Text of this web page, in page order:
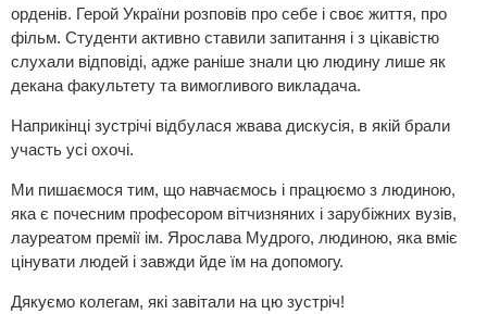
орденів. Герой України розповів про себе і своє життя, про
фільм. Студенти активно ставили запитання і з цікавістю
слухали відповіді, адже раніше знали цю людину лише як
декана факультету та вимогливого викладача.
Наприкінці зустрічі відбулася жвава дискусія, в якій брали
участь усі охочі.
Ми пишаємося тим, що навчаємось і працюємо з людиною,
яка є почесним професором вітчизняних і зарубіжних вузів,
лауреатом премії ім. Ярослава Мудрого, людиною, яка вміє
цінувати людей і завжди йде їм на допомогу.
Дякуємо колегам, які завітали на цю зустріч!